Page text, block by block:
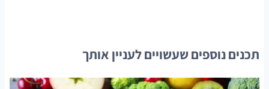
תכנים נוספים שעשויים לעניין אותך